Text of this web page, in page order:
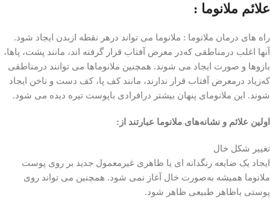
علائم ملانوما :
راه های درمان ملانوما : ملانوما می تواند درهر نقطه ازبدن ایجاد شود.
آنها اغلب درمناطقی که‌در معرض آفتاب قرار گرفته اند، مانند پشت، پاها،
بازوها و صورت ایجاد می شوند. همچنین ملانوماها می توانند درمناطقی
که‌زیاد درمعرض آفتاب قرار ندارند، مانند کف پا، کف دست و ناخن ایجاد
شوند. این ملانومای پنهان بیشتر درافرادی باپوست تیره دیده می شود.
اولین علائم و نشانه‌های ملانوما عبارتند از:
تغییر شکل خال
ایجاد یک ضایعه رنگدانه ای یا ظاهری غیرمعمول جدید بر روی پوست
ملانوما همیشه به‌صورت خال آغاز نمی شود. همچنین می تواند روی
پوستی باظاهر طبیعی ظاهر شود.